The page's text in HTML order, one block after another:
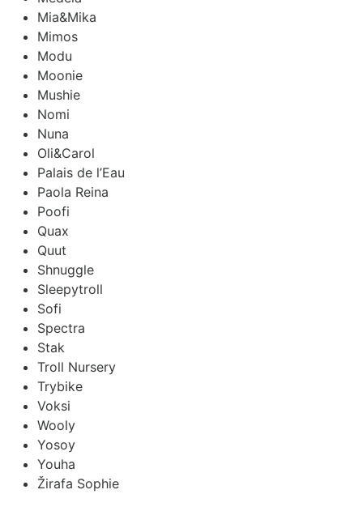
Mia&Mika
Mimos
Modu
Moonie
Mushie
Nomi
Nuna
Oli&Carol
Palais de l’Eau
Paola Reina
Poofi
Quax
Quut
Shnuggle
Sleepytroll
Sofi
Spectra
Stak
Troll Nursery
Trybike
Voksi
Wooly
Yosoy
Youha
Žirafa Sophie